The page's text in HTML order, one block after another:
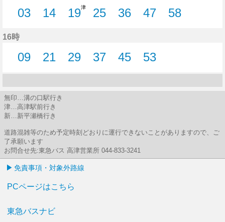
03
14
19津
25
36
47
58
16時
09
9分はつ
21
21分はつ
29
29分はつ
37
37分はつ
45
45分はつ
53
53分はつ
無印…溝の口駅行き
津…高津駅前行き
新…新平瀬橋行き
道路混雑等のため予定時刻どおりに運行できないことがありますので、ご
了承願います
お問合せ先:東急バス 高津営業所 044-833-3241
免責事項・対象外路線
PCページはこちら
東急バスナビ